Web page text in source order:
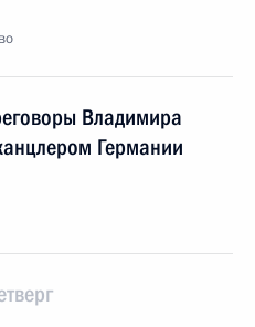
Владимира
Германии